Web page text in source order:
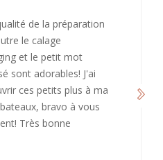
de la préparation
le calage
et le petit mot
sont adorables! J'ai
ces petits plus à ma
bravo à vous
Très bonne